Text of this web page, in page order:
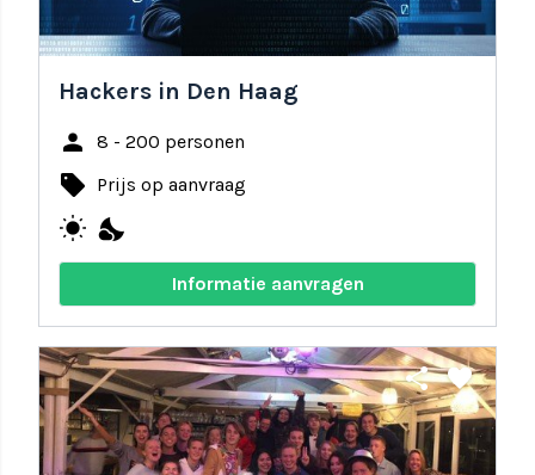
Hackers in Den Haag
person 8 - 200 personen
local_offer Prijs op aanvraag
wb_sunny nights_stay
Informatie aanvragen
share favorite